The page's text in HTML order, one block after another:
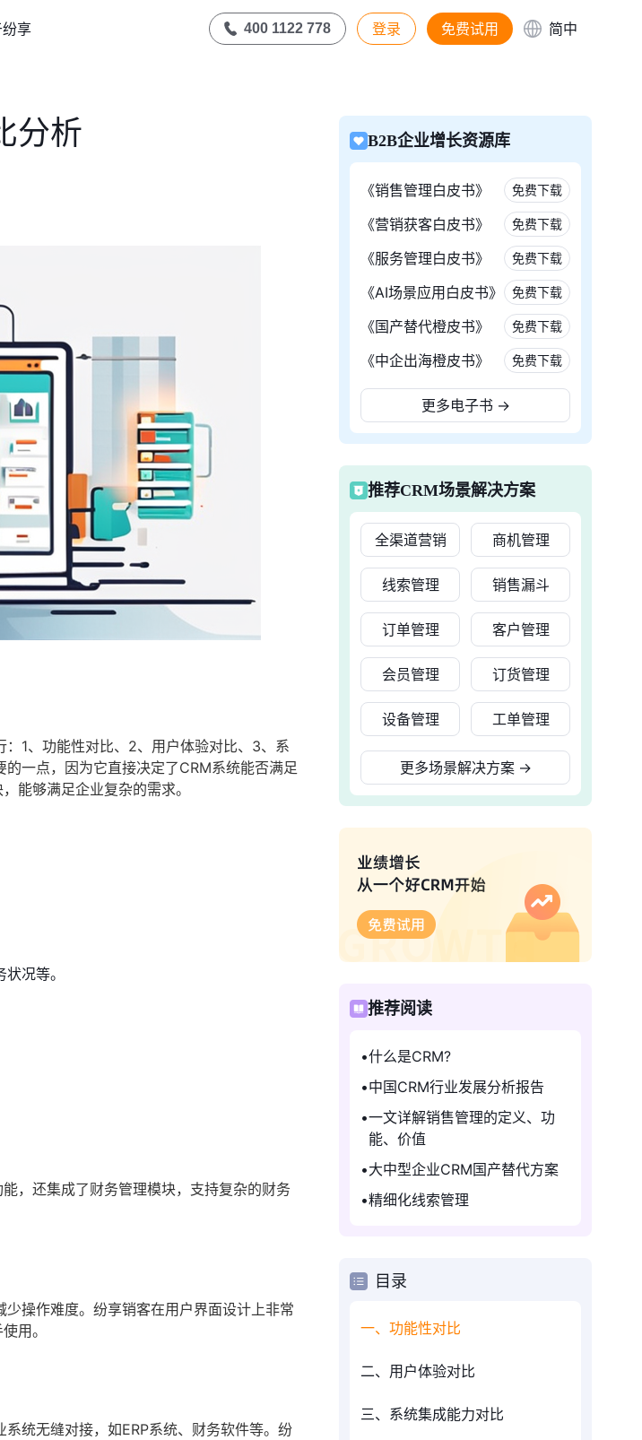
享 400 1122 778 登录 免费试用 简中
分析
1、功能性对比、2、用户体验对比、3、系
的一点，因为它直接决定了CRM系统能否满足
能够满足企业复杂的需求。
况等。
，还集成了财务管理模块，支持复杂的财务
操作难度。纷享销客在用户界面设计上非常
用。
统无缝对接，如ERP系统、财务软件等。纷
B2B企业增长资源库
《销售管理白皮书》 免费下载
《营销获客白皮书》 免费下载
《服务管理白皮书》 免费下载
《AI场景应用白皮书》 免费下载
《国产替代橙皮书》 免费下载
《中企出海橙皮书》 免费下载
更多电子书 →
推荐CRM场景解决方案
全渠道营销 商机管理
线索管理 销售漏斗
订单管理 客户管理
会员管理 订货管理
设备管理 工单管理
更多场景解决方案 →
推荐阅读
什么是CRM?
中国CRM行业发展分析报告
一文详解销售管理的定义、功
能、价值
大中型企业CRM国产替代方案
精细化线索管理
目录
一、功能性对比
二、用户体验对比
三、系统集成能力对比